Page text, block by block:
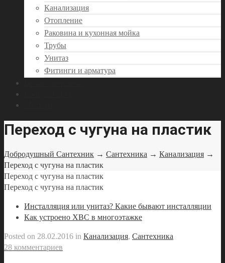
Канализация
Отопление
Раковина и кухонная мойка
Трубы
Унитаз
Фитинги и арматура
Переход с чугуна на пластик
Добродушный Сантехник → Сантехника → Канализация →
Переход с чугуна на пластик
Переход с чугуна на пластик
Переход с чугуна на пластик
Инсталляция или унитаз? Какие бывают инсталляции
Как устроено ХВС в многоэтажке
Posted on 28.02.2016 in Канализация, Сантехника
28 комментариев